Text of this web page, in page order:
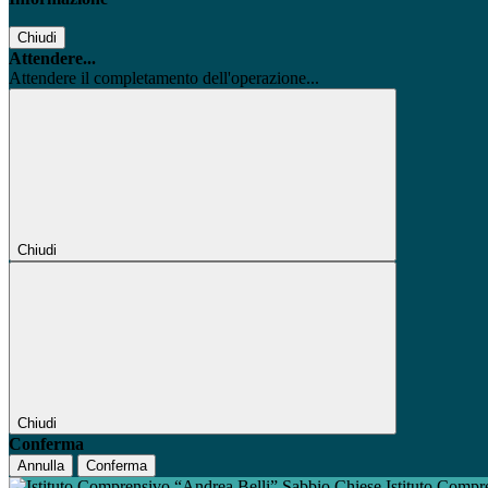
Chiudi
Attendere...
Attendere il completamento dell'operazione...
Chiudi
Chiudi
Conferma
Annulla Conferma